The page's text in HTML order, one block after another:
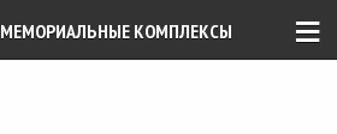
≡
МЕМОРИАЛЬНЫЕ КОМПЛЕКСЫ